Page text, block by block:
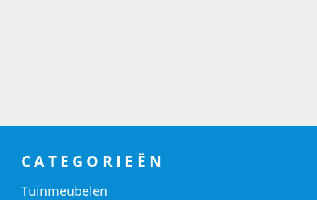
CATEGORIEËN
Tuinmeubelen